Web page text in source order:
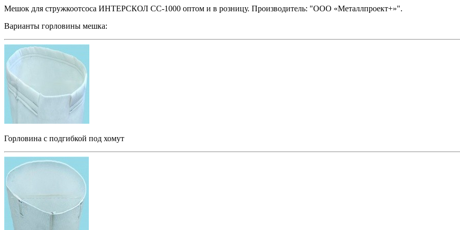
Мешок для стружкоотсоса ИНТЕРСКОЛ СС-1000 оптом и в розницу. Производитель: "ООО «Металлпроект+»".
Варианты горловины мешка:
Горловина с подгибкой под хомут